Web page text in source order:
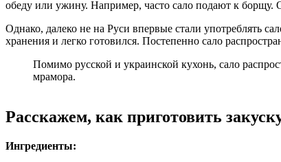
обеду или ужину. Например, часто сало подают к борщу.
Однако, далеко не на Руси впервые стали употреблять
хранения и легко готовился. Постепенно сало
Помимо русской и украинской кухонь, сало
мрамора.
Расскажем, как приготовить
Ингредиенты: